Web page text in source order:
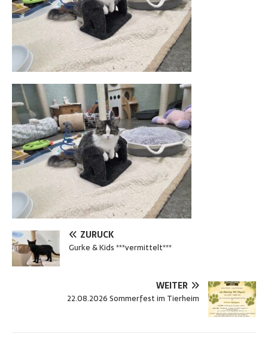
ZURÜCK
Gurke & Kids ***vermittelt***
WEITER
22.08.2026 Sommerfest im Tierheim